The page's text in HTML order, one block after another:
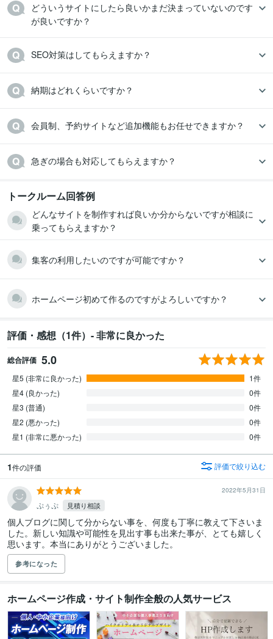
どういうサイトにしたら良いかまだ決まっていないのです
が良いですか？
SEO対策はしてもらえますか？
納期はどれくらいですか？
会員制、予約サイトなど追加機能もお任せできますか？
急ぎの場合も対応してもらえますか？
トークルーム回答例
どんなサイトを制作すれば良いか分からないですが相談に
乗ってもらえますか？
集客の利用したいのですが可能ですか？
ホームページ初めて作るのですがよろしいですか？
評価・感想（1件）- 非常に良かった
総合評価 5.0
星5 (非常に良かった)
1件
星4 (良かった)
0件
星3 (普通)
0件
星2 (悪かった)
0件
星1 (非常に悪かった)
0件
1件の評価 評価で絞り込む
2022年5月31日
ぷぅぷ 見積り相談
個人ブログに関して分からない事を、何度も丁寧に教えて下さいま
した。新しい知識や可能性を見出す事も出来た事が、とても嬉しく
思います。本当にありがとうございました。
参考になった
ホームページ作成・サイト制作全般の人気サービス